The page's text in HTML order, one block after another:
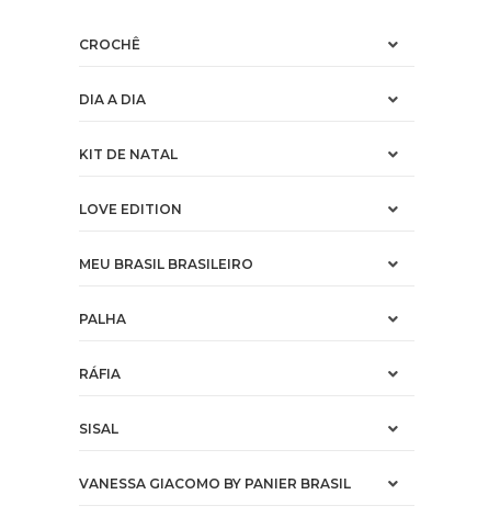
CROCHÊ
DIA A DIA
KIT DE NATAL
LOVE EDITION
MEU BRASIL BRASILEIRO
PALHA
RÁFIA
SISAL
VANESSA GIACOMO BY PANIER BRASIL